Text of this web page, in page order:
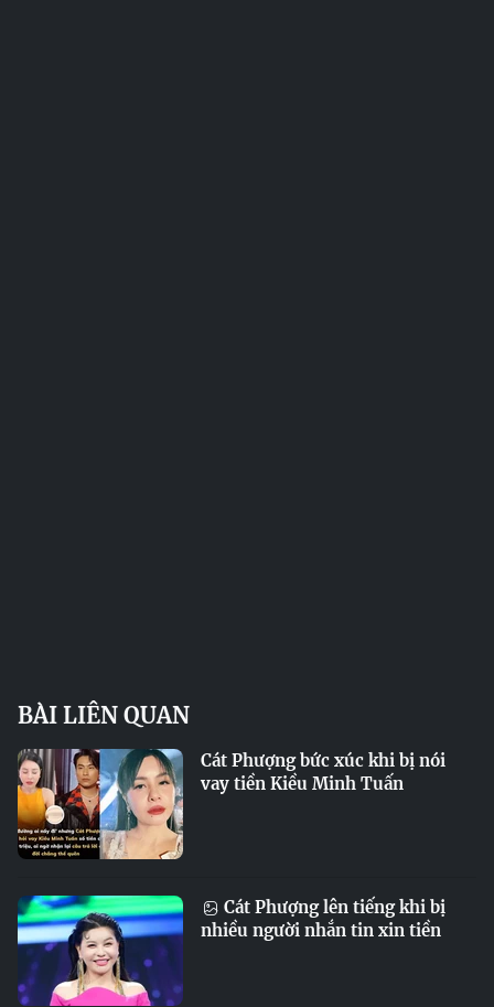
BÀI LIÊN QUAN
Cát Phượng bức xúc khi bị nói
vay tiền Kiều Minh Tuấn
Cát Phượng lên tiếng khi bị
nhiều người nhắn tin xin tiền